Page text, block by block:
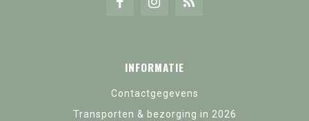
INFORMATIE
Contactgegevens
Transporten & bezorging in 2026